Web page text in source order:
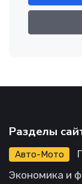
Разделы
Авто-Мото
Экономика и